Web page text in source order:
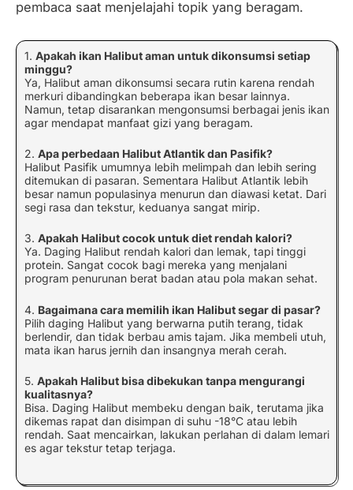
pembaca saat menjelajahi topik yang beragam.
1. Apakah ikan Halibut aman untuk dikonsumsi setiap
minggu?
Ya, Halibut aman dikonsumsi secara rutin karena rendah
merkuri dibandingkan beberapa ikan besar lainnya.
Namun, tetap disarankan mengonsumsi berbagai jenis ikan
agar mendapat manfaat gizi yang beragam.
2. Apa perbedaan Halibut Atlantik dan Pasifik?
Halibut Pasifik umumnya lebih melimpah dan lebih sering
ditemukan di pasaran. Sementara Halibut Atlantik lebih
besar namun populasinya menurun dan diawasi ketat. Dari
segi rasa dan tekstur, keduanya sangat mirip.
3. Apakah Halibut cocok untuk diet rendah kalori?
Ya. Daging Halibut rendah kalori dan lemak, tapi tinggi
protein. Sangat cocok bagi mereka yang menjalani
program penurunan berat badan atau pola makan sehat.
4. Bagaimana cara memilih ikan Halibut segar di pasar?
Pilih daging Halibut yang berwarna putih terang, tidak
berlendir, dan tidak berbau amis tajam. Jika membeli utuh,
mata ikan harus jernih dan insangnya merah cerah.
5. Apakah Halibut bisa dibekukan tanpa mengurangi
kualitasnya?
Bisa. Daging Halibut membeku dengan baik, terutama jika
dikemas rapat dan disimpan di suhu -18°C atau lebih
rendah. Saat mencairkan, lakukan perlahan di dalam lemari
es agar tekstur tetap terjaga.